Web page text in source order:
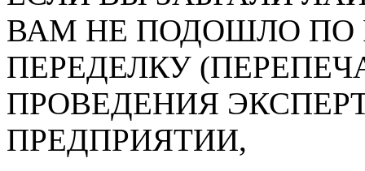
ВАМ НЕ ПОДОШЛО ПО
ПЕРЕДЕЛКУ
ПРОВЕДЕНИЯ
ПРЕДПРИЯТИИ,